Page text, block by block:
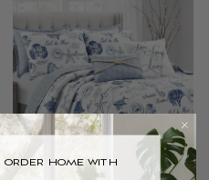
ORDER HOME WITH